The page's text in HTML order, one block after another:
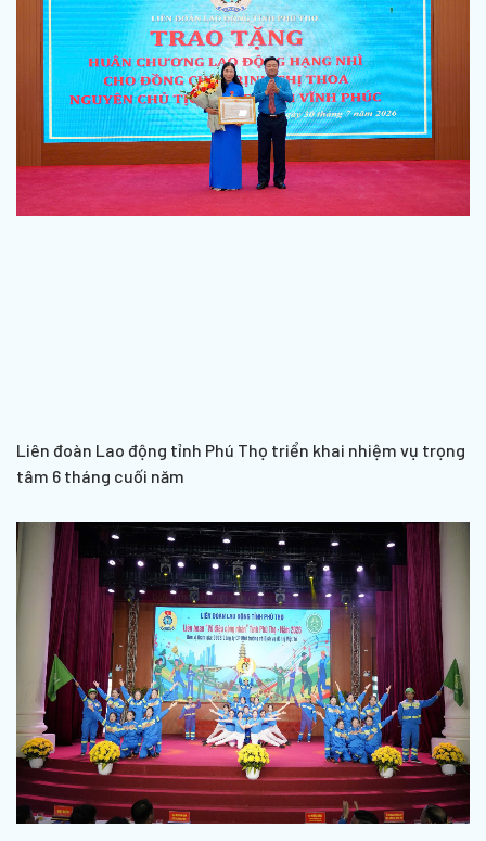
Liên đoàn Lao động tỉnh Phú Thọ triển khai nhiệm vụ trọng
tâm 6 tháng cuối năm